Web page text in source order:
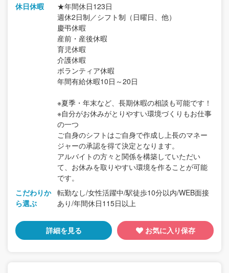
休日休暇
★年間休日123日
週休2日制／シフト制（日曜日、他）
慶弔休暇
産前・産後休暇
育児休暇
介護休暇
ボランティア休暇
年間有給休暇10日～20日
※夏季・年末など、長期休暇の相談も可能です！
※自分がお休みがとりやすい環境づくりもお仕事
の一つ
ご自身のシフトはご自身で作成し上長のマネー
ジャーの承認を得て決定となります。
アルバイトの方々と関係を構築していただい
て、お休みを取りやすい環境を作ることが可能
です。
こだわりか
ら選ぶ
転勤なし/女性活躍中/駅徒歩10分以内/WEB面接
あり/年間休日115日以上
詳細を見る お気に入り保存